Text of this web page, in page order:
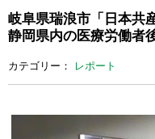
岐阜県瑞浪市「日本共
静岡県内の医療労働者
カテゴリー： レポート